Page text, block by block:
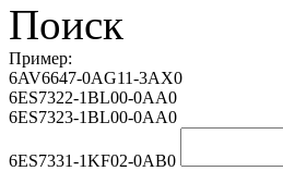
Поиск
Пример:
6AV6647-0AG11-3AX0
6ES7322-1BL00-0AA0
6ES7323-1BL00-0AA0
6ES7331-1KF02-0AB0